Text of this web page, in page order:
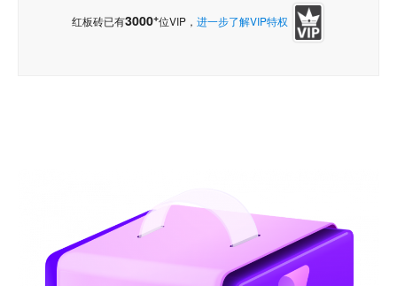
红板砖已有3000+位VIP， 进一步了解VIP特权